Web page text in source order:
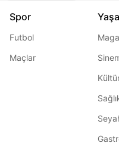
Spor
Futbol
Maçlar